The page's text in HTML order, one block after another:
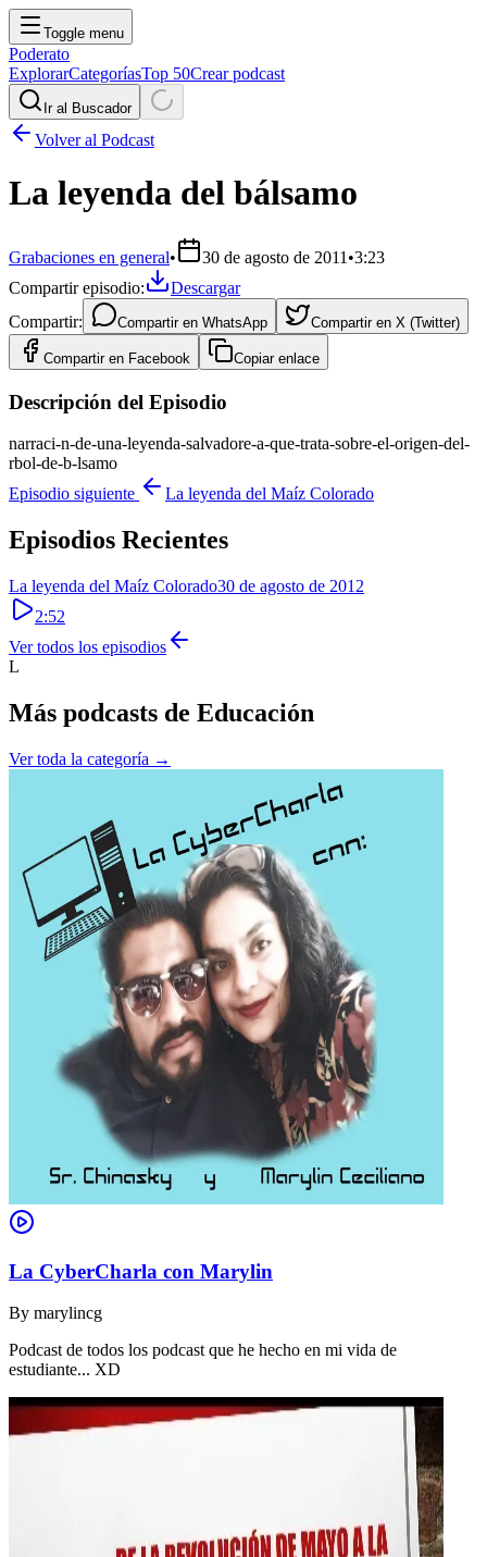
Toggle menu
Poderato
ExplorarCategoríasTop 50Crear podcast
Ir al Buscador
Volver al Podcast
La leyenda del bálsamo
Grabaciones en general• 30 de agosto de 2011 •3:23
Compartir episodio:
Descargar
Compartir:
Compartir en WhatsApp Compartir en X (Twitter)
Compartir en Facebook Copiar enlace
Descripción del Episodio
narraci-n-de-una-leyenda-salvadore-a-que-trata-sobre-el-origen-del-
rbol-de-b-lsamo
Episodio siguiente
La leyenda del Maíz Colorado
Episodios Recientes
La leyenda del Maíz Colorado30 de agosto de 2012
2:52
Ver todos los episodios
L
Más podcasts de Educación
Ver toda la categoría →
La CyberCharla con Marylin
By marylincg
Podcast de todos los podcast que he hecho en mi vida de
estudiante... XD